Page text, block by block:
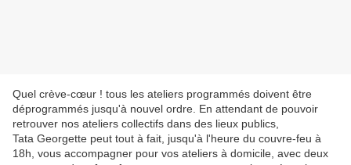
Quel crève-cœur ! tous les ateliers programmés doivent être
déprogrammés jusqu'à nouvel ordre. En attendant de pouvoir
retrouver nos ateliers collectifs dans des lieux publics,
Tata Georgette peut tout à fait, jusqu'à l'heure du couvre-feu à
18h, vous accompagner pour vos ateliers à domicile, avec deux